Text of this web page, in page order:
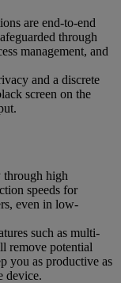
are end-to-end
through
management, and
and a discrete
screen on the
high
speeds for
even in low-
such as multi-
remove potential
you as productive as
device.